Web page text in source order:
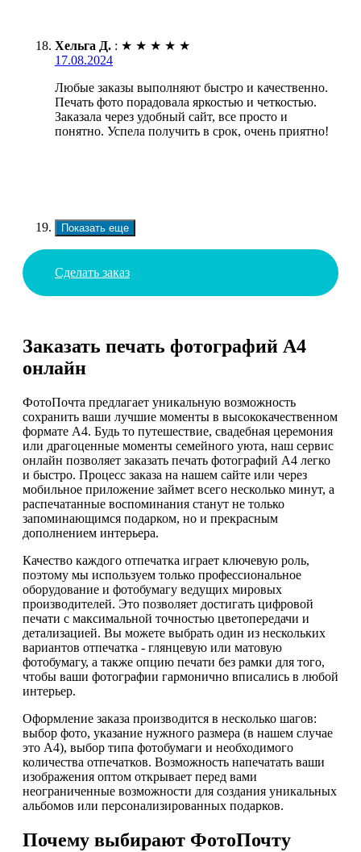
Хельга Д. : ★ ★ ★ ★ ★
17.08.2024
Любые заказы выполняют быстро и качественно.
Печать фото порадовала яркостью и четкостью.
Заказала через удобный сайт, все просто и
понятно. Успела получить в срок, очень приятно!
Показать еще
Сделать заказ
Заказать печать фотографий А4
онлайн
ФотоПочта предлагает уникальную возможность
сохранить ваши лучшие моменты в высококачественном
формате А4. Будь то путешествие, свадебная церемония
или драгоценные моменты семейного уюта, наш сервис
онлайн позволяет заказать печать фотографий А4 легко
и быстро. Процесс заказа на нашем сайте или через
мобильное приложение займет всего несколько минут, а
распечатанные воспоминания станут не только
запоминающимся подарком, но и прекрасным
дополнением интерьера.
Качество каждого отпечатка играет ключевую роль,
поэтому мы используем только профессиональное
оборудование и фотобумагу ведущих мировых
производителей. Это позволяет достигать цифровой
печати с максимальной точностью цветопередачи и
детализацией. Вы можете выбрать один из нескольких
вариантов отпечатка - глянцевую или матовую
фотобумагу, а также опцию печати без рамки для того,
чтобы ваши фотографии гармонично вписались в любой
интерьер.
Оформление заказа производится в несколько шагов:
выбор фото, указание нужного размера (в нашем случае
это А4), выбор типа фотобумаги и необходимого
количества отпечатков. Возможность напечатать ваши
изображения оптом открывает перед вами
неограниченные возможности для создания уникальных
альбомов или персонализированных подарков.
Почему выбирают ФотоПочту